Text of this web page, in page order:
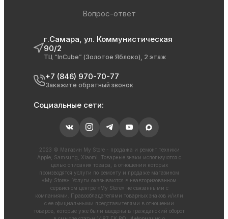
Вопрос-ответ
г.Самара, ул. Коммунистическая
90/2
ТЦ “InCube” (Золотое Яблоко), 2 этаж
+7 (846) 970-70-77
Закажите обратный звонок
Социальные сети:
2023 © Магазин My Store - продажа и ремонт техники
Apple, Samsung, Xiaomi. Товарные знаки используются с
целью описания товара, в отношении которых
производятся услуги по ремонту и продаже магазином
«My Store». Услуги оказываются в неавторизованном
сервисном центре «My Store» не связанными с
компаниями. Правообладателями товарных знаков и/или
с ее официальными представителями в отношении
товаров, которые уже были введены в гражданский оборот